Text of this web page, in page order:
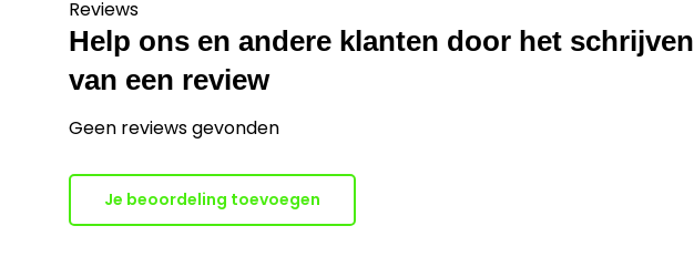
Reviews
Help ons en andere klanten door het schrijven
van een review
Geen reviews gevonden
Je beoordeling toevoegen